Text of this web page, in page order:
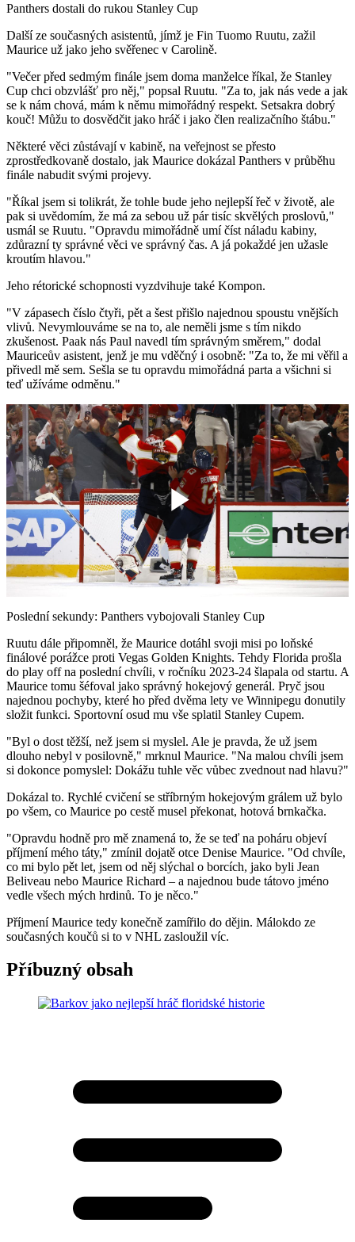
Video
Panthers dostali do rukou Stanley Cup
Další ze současných asistentů, jímž je Fin Tuomo Ruutu, zažil
Maurice už jako jeho svěřenec v Carolině.
"Večer před sedmým finále jsem doma manželce říkal, že Stanley
Cup chci obzvlášť pro něj," popsal Ruutu. "Za to, jak nás vede a jak
se k nám chová, mám k němu mimořádný respekt. Setsakra dobrý
kouč! Můžu to dosvědčit jako hráč i jako člen realizačního štábu."
Některé věci zůstávají v kabině, na veřejnost se přesto
zprostředkovaně dostalo, jak Maurice dokázal Panthers v průběhu
finále nabudit svými projevy.
"Říkal jsem si tolikrát, že tohle bude jeho nejlepší řeč v životě, ale
pak si uvědomím, že má za sebou už pár tisíc skvělých proslovů,"
usmál se Ruutu. "Opravdu mimořádně umí číst náladu kabiny,
zdůrazní ty správné věci ve správný čas. A já pokaždé jen užasle
kroutím hlavou."
Jeho rétorické schopnosti vyzdvihuje také Kompon.
"V zápasech číslo čtyři, pět a šest přišlo najednou spoustu vnějších
vlivů. Nevymlouváme se na to, ale neměli jsme s tím nikdo
zkušenost. Paak nás Paul navedl tím správným směrem," dodal
Mauriceův asistent, jenž je mu vděčný i osobně: "Za to, že mi věřil a
přivedl mě sem. Sešla se tu opravdu mimořádná parta a všichni si
teď užíváme odměnu."
Play
Video
Poslední sekundy: Panthers vybojovali Stanley Cup
Ruutu dále připomněl, že Maurice dotáhl svoji misi po loňské
finálové porážce proti Vegas Golden Knights. Tehdy Florida prošla
do play off na poslední chvíli, v ročníku 2023-24 šlapala od startu. A
Maurice tomu šéfoval jako správný hokejový generál. Pryč jsou
najednou pochyby, které ho před dvěma lety ve Winnipegu donutily
složit funkci. Sportovní osud mu vše splatil Stanley Cupem.
"Byl o dost těžší, než jsem si myslel. Ale je pravda, že už jsem
dlouho nebyl v posilovně," mrknul Maurice. "Na malou chvíli jsem
si dokonce pomyslel: Dokážu tuhle věc vůbec zvednout nad hlavu?"
Dokázal to. Rychlé cvičení se stříbrným hokejovým grálem už bylo
po všem, co Maurice po cestě musel překonat, hotová brnkačka.
"Opravdu hodně pro mě znamená to, že se teď na poháru objeví
příjmení mého táty," zmínil dojatě otce Denise Maurice. "Od chvíle,
co mi bylo pět let, jsem od něj slýchal o borcích, jako byli Jean
Beliveau nebo Maurice Richard – a najednou bude tátovo jméno
vedle všech mých hrdinů. To je něco."
Příjmení Maurice tedy konečně zamířilo do dějin. Málokdo ze
současných koučů si to v NHL zasloužil víc.
Příbuzný obsah